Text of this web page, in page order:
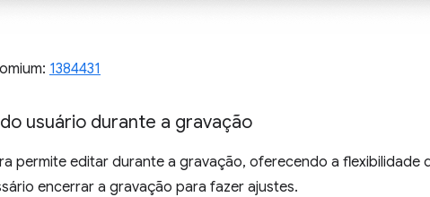
1384431
usuário durante a gravação
permite editar durante a gravação, oferecendo a flexibilidade
encerrar a gravação para fazer ajustes.